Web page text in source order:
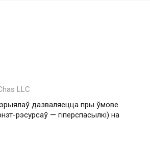
LLC
дазваляецца пры ўмове
рэсурсаў — гiперспасылкi) на